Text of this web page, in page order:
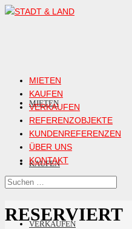
MIETEN
KAUFEN
VERKAUFEN
MIETEN
KAUFEN
VERKAUFEN
REFERENZOBJEKTE
KUNDENREFERENZEN
ÜBER UNS
KONTAKT
RESERVIERT